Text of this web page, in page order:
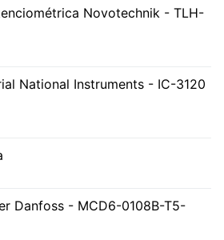
Novotechnik - TLH-
National Instruments - IC-3120
Danfoss - MCD6-0108B-T5-